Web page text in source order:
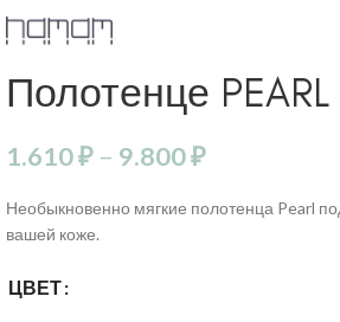
Полотенце
1.610₽ – 9.800₽
Необыкновенно мягкие полотенца Pearl
вашей коже.
ЦВЕТ